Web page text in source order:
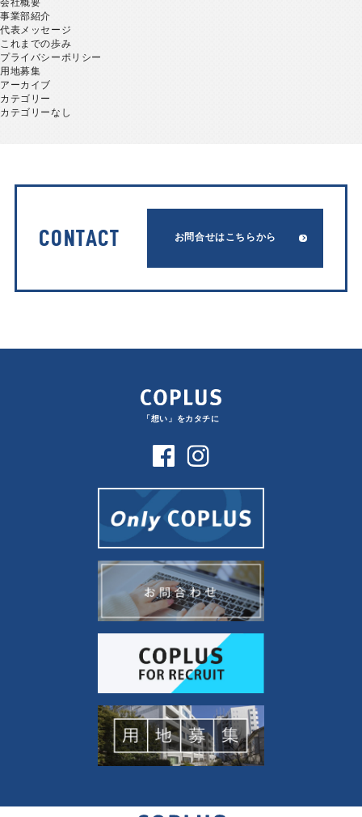
会社概要
事業部紹介
代表メッセージ
これまでの歩み
プライバシーポリシー
用地募集
アーカイブ
カテゴリー
カテゴリーなし
CONTACT お問合せはこちらから
「想い」をカタチに